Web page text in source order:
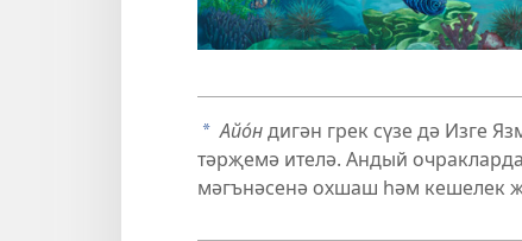
a Айо́ндигән грек сүзе дә Изге
тәрҗемә ителә. Андый
мәгънәсенә охшаш һәм кешелек